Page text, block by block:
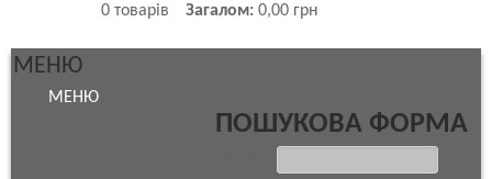
0 товарів Загалом: 0,00 грн
МЕНЮ
МЕНЮ
ПОШУКОВА ФОРМА